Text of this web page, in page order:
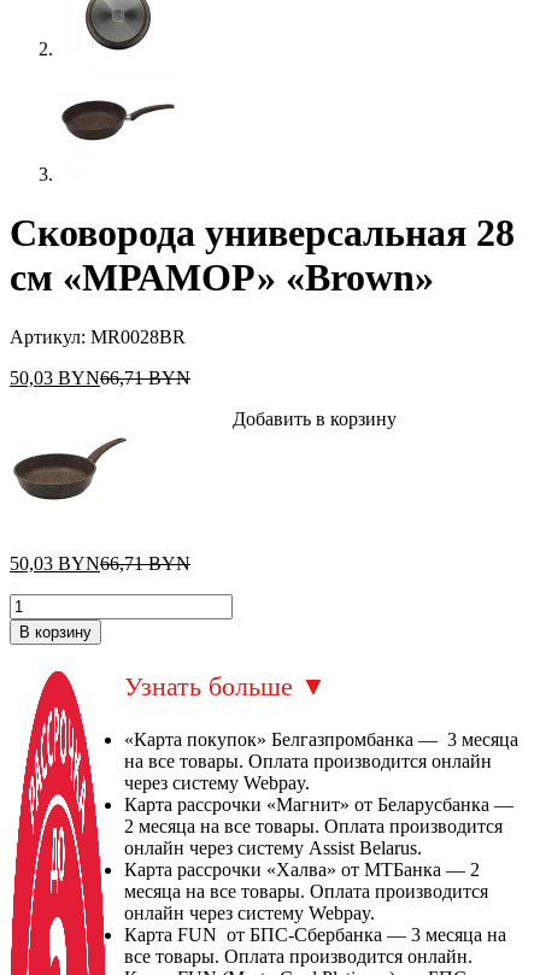
Сковорода универсальная 28
см «МРАМОР» «Brown»
Артикул: MR0028BR
50,03 BYN66,71BYN
50,03 BYN66,71BYN
В корзину
Добавить в корзину
Узнать больше ▼
«Карта покупок» Белгазпромбанка — 3 месяца
на все товары. Оплата производится онлайн
через систему Webpay.
Карта рассрочки «Магнит» от Беларусбанка —
2 месяца на все товары. Оплата производится
онлайн через систему Assist Belarus.
Карта рассрочки «Халва» от МТБанка — 2
месяца на все товары. Оплата производится
онлайн через систему Webpay.
Карта FUN от БПС-Сбербанка — 3 месяца на
все товары. Оплата производится онлайн.